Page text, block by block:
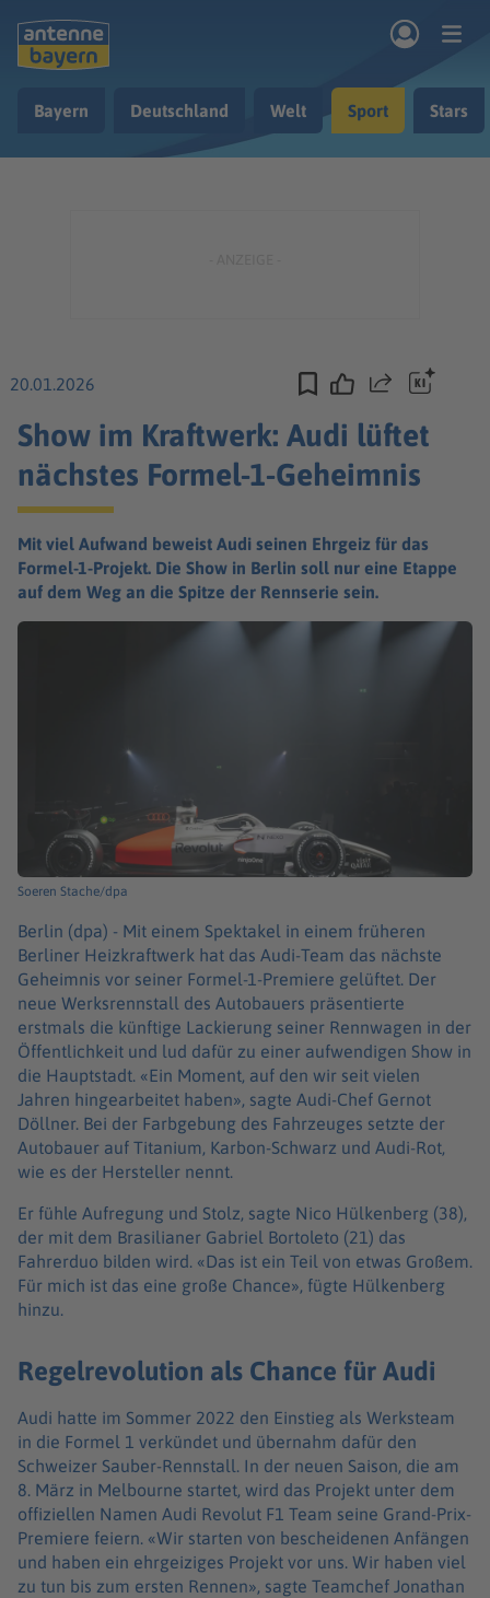
Bayern Deutschland Welt Sport Stars
20.01.2026 Teilen
Show im Kraftwerk: Audi lüftet
nächstes Formel-1-Geheimnis
Mit viel Aufwand beweist Audi seinen Ehrgeiz für das
Formel-1-Projekt. Die Show in Berlin soll nur eine Etappe
auf dem Weg an die Spitze der Rennserie sein.
Soeren Stache/dpa
Berlin (dpa) - Mit einem Spektakel in einem früheren
Berliner Heizkraftwerk hat das Audi-Team das nächste
Geheimnis vor seiner Formel-1-Premiere gelüftet. Der
neue Werksrennstall des Autobauers präsentierte
erstmals die künftige Lackierung seiner Rennwagen in der
Öffentlichkeit und lud dafür zu einer aufwendigen Show in
die Hauptstadt. «Ein Moment, auf den wir seit vielen
Jahren hingearbeitet haben», sagte Audi-Chef Gernot
Döllner. Bei der Farbgebung des Fahrzeuges setzte der
Autobauer auf Titanium, Karbon-Schwarz und Audi-Rot,
wie es der Hersteller nennt.
Er fühle Aufregung und Stolz, sagte Nico Hülkenberg (38),
der mit dem Brasilianer Gabriel Bortoleto (21) das
Fahrerduo bilden wird. «Das ist ein Teil von etwas Großem.
Für mich ist das eine große Chance», fügte Hülkenberg
hinzu.
Regelrevolution als Chance für Audi
Audi hatte im Sommer 2022 den Einstieg als Werksteam
in die Formel 1 verkündet und übernahm dafür den
Schweizer Sauber-Rennstall. In der neuen Saison, die am
8. März in Melbourne startet, wird das Projekt unter dem
offiziellen Namen Audi Revolut F1 Team seine Grand-Prix-
Premiere feiern. «Wir starten von bescheidenen Anfängen
und haben ein ehrgeiziges Projekt vor uns. Wir haben viel
zu tun bis zum ersten Rennen», sagte Teamchef Jonathan